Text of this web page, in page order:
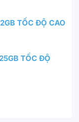
TỐC ĐỘ CAO
TỐC ĐỘ